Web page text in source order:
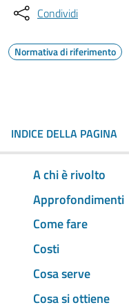
Condividi
Normativa di riferimento
INDICE DELLA PAGINA
A chi è rivolto
Approfondimenti
Come fare
Costi
Cosa serve
Cosa si ottiene